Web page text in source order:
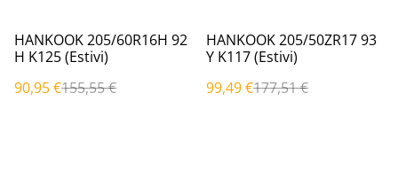
%
HANKOOK 205/60R16H 92
H K125 (Estivi)
90,95 €155,55 €
%
HANKOOK 205/50ZR17 93
Y K117 (Estivi)
99,49 €177,51 €